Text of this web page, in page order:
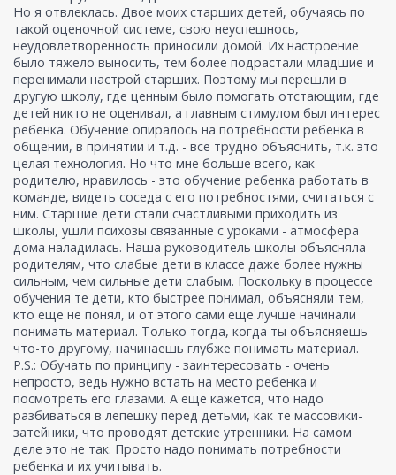
Но я отвлеклась. Двое моих старших детей, обучаясь по
такой оценочной системе, свою неуспешнось,
неудовлетворенность приносили домой. Их настроение
было тяжело выносить, тем более подрастали младшие и
перенимали настрой старших. Поэтому мы перешли в
другую школу, где ценным было помогать отстающим, где
детей никто не оценивал, а главным стимулом был интерес
ребенка. Обучение опиралось на потребности ребенка в
общении, в принятии и т.д. - все трудно объяснить, т.к. это
целая технология. Но что мне больше всего, как
родителю, нравилось - это обучение ребенка работать в
команде, видеть соседа с его потребностями, считаться с
ним. Старшие дети стали счастливыми приходить из
школы, ушли психозы связанные с уроками - атмосфера
дома наладилась. Наша руководитель школы объясняла
родителям, что слабые дети в классе даже более нужны
сильным, чем сильные дети слабым. Поскольку в процессе
обучения те дети, кто быстрее понимал, объясняли тем,
кто еще не понял, и от этого сами еще лучше начинали
понимать материал. Только тогда, когда ты объясняешь
что-то другому, начинаешь глубже понимать материал.
P.S.: Обучать по принципу - заинтересовать - очень
непросто, ведь нужно встать на место ребенка и
посмотреть его глазами. А еще кажется, что надо
разбиваться в лепешку перед детьми, как те массовики-
затейники, что проводят детские утренники. На самом
деле это не так. Просто надо понимать потребности
ребенка и их учитывать.